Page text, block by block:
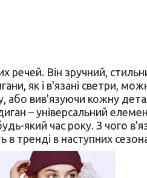
речей. Він зручний,
як і в'язані светри,
або вив'язуючи кожну
– універсальний
який час року. З чого
тренді в наступних